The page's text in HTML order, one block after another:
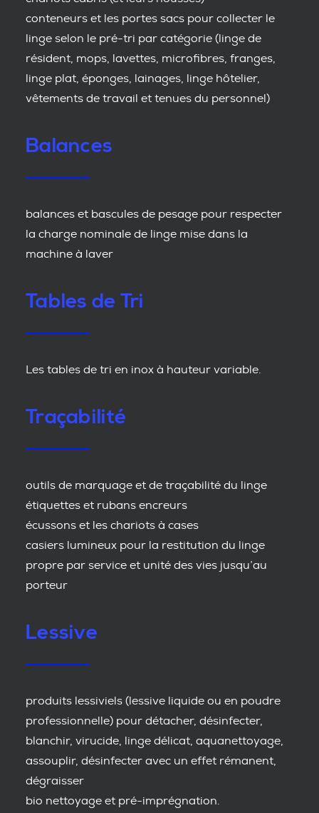
conteneurs et les portes sacs pour collecter le
linge selon le pré-tri par catégorie (linge de
résident, mops, lavettes, microfibres, franges,
linge plat, éponges, lainages, linge hôtelier,
vêtements de travail et tenues du personnel)
Balances
balances et bascules de pesage pour respecter
la charge nominale de linge mise dans la
machine à laver
Tables de Tri
Les tables de tri en inox à hauteur variable.
Traçabilité
outils de marquage et de traçabilité du linge
étiquettes et rubans encreurs
écussons et les chariots à cases
casiers lumineux pour la restitution du linge
propre par service et unité des vies jusqu’au
porteur
Lessive
produits lessiviels (lessive liquide ou en poudre
professionnelle) pour détacher, désinfecter,
blanchir, virucide, linge délicat, aquanettoyage,
assouplir, désinfecter avec un effet rémanent,
dégraisser
bio nettoyage et pré-imprégnation.